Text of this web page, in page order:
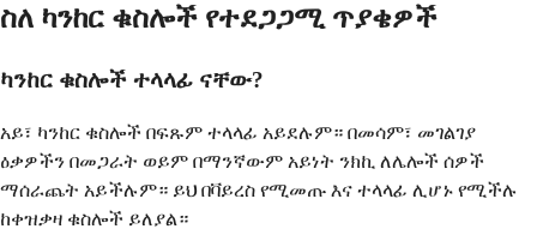
ስለ ካንከር ቁስሎች የተደጋጋሚ ጥያቄዎች
ካንከር ቁስሎች ተላላፊ ናቸው?
አይ፣ ካንከር ቁስሎች በፍጹም ተላላፊ አይደሉም። በመሳም፣ መገልገያ
ዕቃዎችን በመጋራት ወይም በማንኛውም አይነት ንክኪ ለሌሎች ሰዎች
ማሰራጨት አይችሉም። ይህ በቫይረስ የሚመጡ እና ተላላፊ ሊሆኑ የሚችሉ
ከቀዝቃዛ ቁስሎች ይለያል።